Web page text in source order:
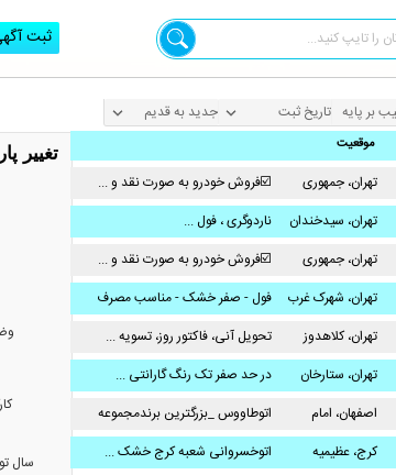
ثبت
تغییر
سال
بر پایه
موقعیت
تهران، جمهوری
☑️فروش خودرو به صورت نقد و ...
تهران، سیدخندان
ناردوگری ، فول ...
تهران، جمهوری
☑️فروش خودرو به صورت نقد و ...
تهران، شهرک غرب
فول - صفر خشک - مناسب مصرف
...
تهران، کلاهدوز
تحویل آنی، فاکتور روز، تسویه ...
تهران، ستارخان
در حد صفر تک رنگ گارانتی ...
اصفهان، امام
خمینی
اتوطاووس _بزرگترین برندمجموعه
...
کرج، عظیمیه
اتوخسروانی شعبه کرج خشک ...